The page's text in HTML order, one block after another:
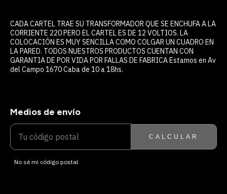
CADA CARTEL TRAE SU TRANSFORMADOR QUE SE ENCHUFA A LA
CORRIENTE 220 PERO EL CARTEL ES DE 12 VOLTIOS. LA
COLOCACIÓN ES MUY SENCILLA COMO COLGAR UN CUADRO EN
LA PARED. TODOS NUESTROS PRODUCTOS CUENTAN CON
GARANTIA DE POR VIDA POR FALLAS DE FABRICA Estamos en Av
del Campo 1670 Caba de 10 a 18hs.
ENTREGAS PARA EL CP:
Medios de envío
CALCULAR
No sé mi código postal